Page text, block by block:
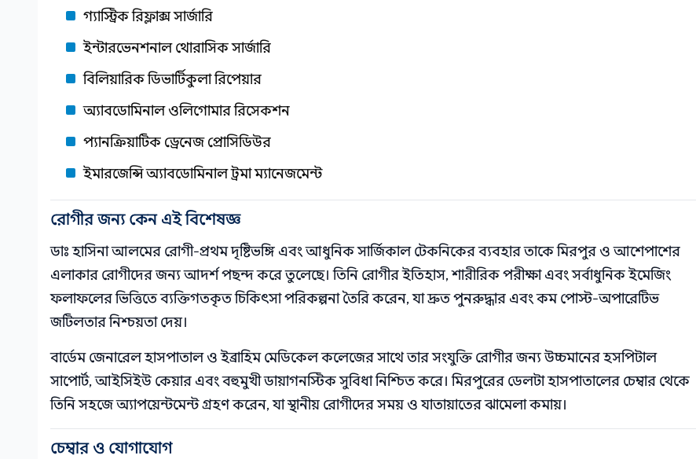
গ্যাস্ট্রিক রিফ্লাক্স সার্জারি
ইন্টারভেনশনাল থোরাসিক সার্জারি
বিলিয়ারিক ডিভার্টিকুলা রিপেয়ার
অ্যাবডোমিনাল ওলিগোমার রিসেকশন
প্যানক্রিয়াটিক ড্রেনেজ প্রোসিডিউর
ইমারজেন্সি অ্যাবডোমিনাল ট্রমা ম্যানেজমেন্ট
রোগীর জন্য কেন এই বিশেষজ্ঞ
ডাঃ হাসিনা আলমের রোগী-প্রথম দৃষ্টিভঙ্গি এবং আধুনিক সার্জিকাল টেকনিকের ব্যবহার তাকে মিরপুর ও আশেপাশের
এলাকার রোগীদের জন্য আদর্শ পছন্দ করে তুলেছে। তিনি রোগীর ইতিহাস, শারীরিক পরীক্ষা এবং সর্বাধুনিক ইমেজিং
ফলাফলের ভিত্তিতে ব্যক্তিগতকৃত চিকিৎসা পরিকল্পনা তৈরি করেন, যা দ্রুত পুনরুদ্ধার এবং কম পোস্ট‑অপারেটিভ
জটিলতার নিশ্চয়তা দেয়।
বার্ডেম জেনারেল হাসপাতাল ও ইব্রাহিম মেডিকেল কলেজের সাথে তার সংযুক্তি রোগীর জন্য উচ্চমানের হসপিটাল
সাপোর্ট, আইসিইউ কেয়ার এবং বহুমুখী ডায়াগনস্টিক সুবিধা নিশ্চিত করে। মিরপুরের ডেলটা হাসপাতালের চেম্বার থেকে
তিনি সহজে অ্যাপয়েন্টমেন্ট গ্রহণ করেন, যা স্থানীয় রোগীদের সময় ও যাতায়াতের ঝামেলা কমায়।
চেম্বার ও যোগাযোগ